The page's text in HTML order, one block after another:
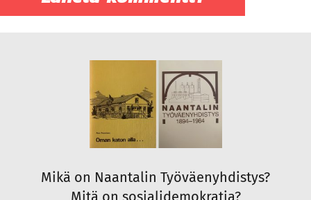
Mikä on Naantalin Työväenyhdistys?
Mitä on sosialidemokratia?